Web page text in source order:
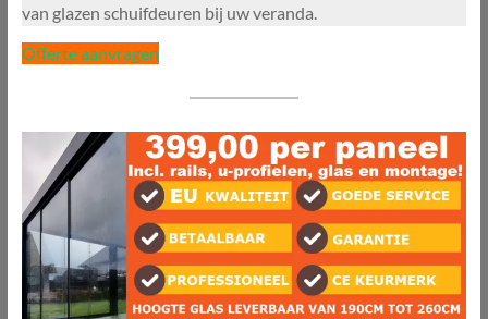
van glazen schuifdeuren bij uw veranda.
Offerte aanvragen